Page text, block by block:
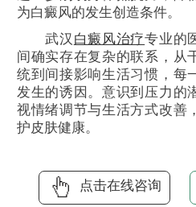
为白癜风的发生创造条件。
武汉 白癜风治疗专业的
间确实存在复杂的联系，从
统到间接影响生活习惯，每
发生的诱因。意识到压力的
视情绪调节与生活方式改善
护皮肤健康。
点击在线咨询